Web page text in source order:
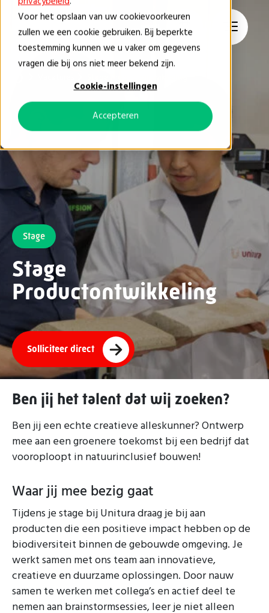
Voor het opslaan van uw cookievoorkeuren
zullen we een cookie gebruiken. Bij beperkte
toestemming kunnen we u vaker om gegevens
vragen die bij ons niet meer bekend zijn.
Cookie-instellingen
Accepteren
NL
Stage
Stage
Productontwikkeling
Solliciteer direct
Ben jij het talent dat wij zoeken?
Ben jij een echte creatieve alleskunner? Ontwerp
mee aan een groenere toekomst bij een bedrijf dat
vooroploopt in natuurinclusief bouwen!
Waar jij mee bezig gaat
Tijdens je stage bij Unitura draag je bij aan
producten die een positieve impact hebben op de
biodiversiteit binnen de gebouwde omgeving. Je
werkt samen met ons team aan innovatieve,
creatieve en duurzame oplossingen. Door nauw
samen te werken met collega’s en actief deel te
nemen aan brainstormsessies, leer je niet alleen